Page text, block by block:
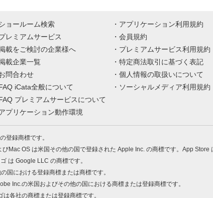
ョールーム検索
レミアムサービス
載をご検討の企業様へ
載企業一覧
問合わせ
iCata全般について
プレミアムサービスについて
プリケーション動作環境
アプリケーション利用規約
会員規約
プレミアムサービス利用規約
特定商法取引に基づく表記
個人情報の取扱いについて
ソーシャルメディア利用規約
登録商標です。
Mac OS は米国その他の国で登録された Apple Inc. の商標です。App Store
は Google LLC の商標です。
国における登録商標または商標です。
Inc.の米国およびその他の国における商標または登録商標です。
各社の商標または登録商標です。